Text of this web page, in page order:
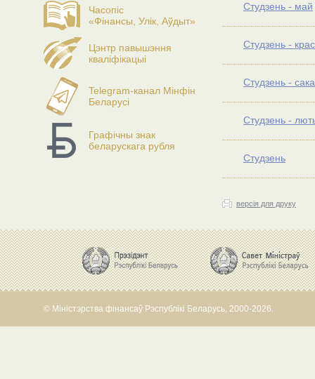
Часопіс
«Фінансы, Улік, Аўдыт»
Цэнтр павышэння
кваліфікацыі
Telegram-канал Мінфін
Беларусі
Графічны знак
беларускага рубля
Студзень - май
Студзень -
Студзень -
Студзень -
Студзень
версія для друку
© Міністэрства фінансаў Рэспублікі Беларусь, 2000-2026.